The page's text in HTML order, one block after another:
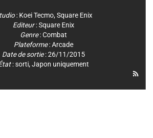
: Koei Tecmo, Square Enix
Editeur:Square Enix
Genre:Combat
Plateforme:Arcade
Date de sortie: 26/11/2015
: sorti, Japon uniquement